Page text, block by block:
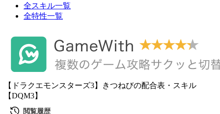
全スキル一覧
全特性一覧
【ドラクエモンスターズ3】きつねびの配合表・スキル
【DQM3】